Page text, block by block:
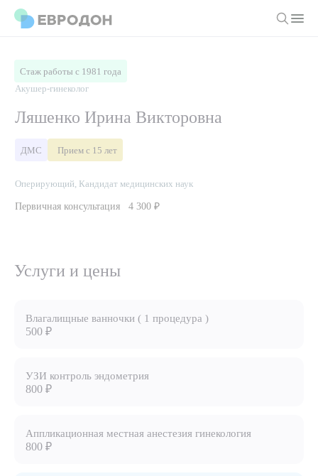
О компании
Статьи
Руководство клиники
Вакансии
Политика конфиденциальности
Врачи
Услуги и цены
Направления
Хирургический стационар
Подготовка к диагностике
ЗАКАЗАТЬ ЗВОНОК
Стаж работы с 1981 года
Акушер-гинеколог
Ляшенко Ирина Викторовна
ДМС Прием с 15 лет
Оперирующий, Кандидат медицинских наук
Первичная консультация 4 300 ₽
Услуги и цены
Влагалищные ванночки ( 1 процедура )
500 ₽
УЗИ контроль эндометрия
800 ₽
Аппликационная местная анестезия гинекология
800 ₽